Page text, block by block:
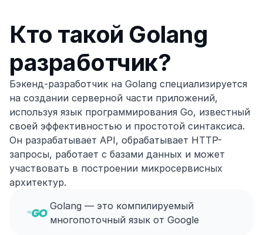
Кто такой Golang
разработчик?
Бэкенд-разработчик на Golang специализируется
на создании серверной части приложений,
используя язык программирования Go, известный
своей эффективностью и простотой синтаксиса.
Он разрабатывает API, обрабатывает HTTP-
запросы, работает с базами данных и может
участвовать в построении микросервисных
архитектур.
Golang — это компилируемый
многопоточный язык от Google